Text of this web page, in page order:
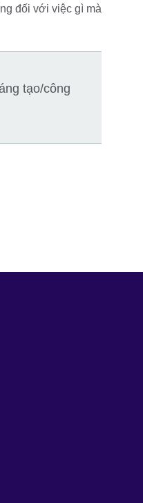
đối với việc gì mà
tạo/công